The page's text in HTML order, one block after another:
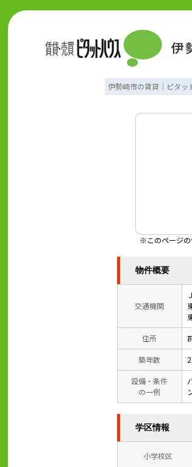
伊勢崎市の賃貸｜ピタッ
※このページの
物件概要
交通機関
住所
築年数
設備・条件
の一例
学区情報
小学校区